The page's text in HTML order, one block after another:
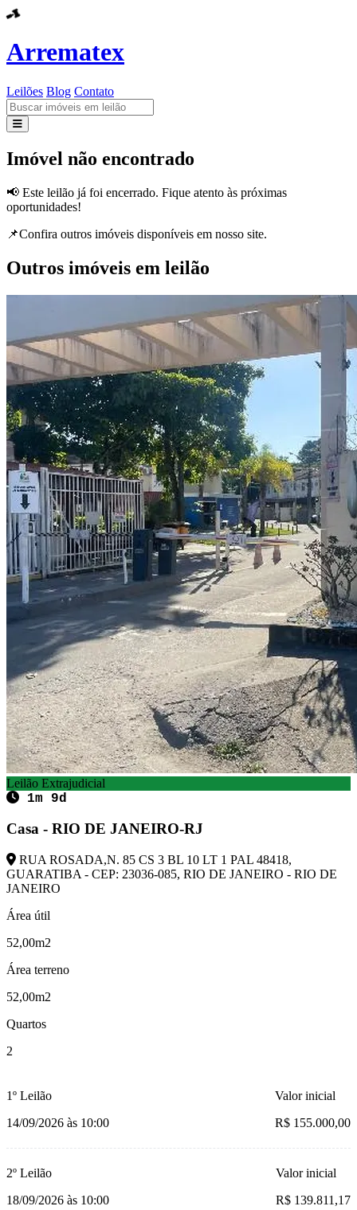
Arrematex
Leilões Blog Contato
Leilões
Imóvel não encontrado
📢 Este leilão já foi encerrado. Fique atento às próximas
oportunidades!
📌Confira outros imóveis disponíveis em nosso site.
Outros imóveis em leilão
Leilão Extrajudicial
1m 9d
Casa - RIO DE JANEIRO-RJ
RUA ROSADA,N. 85 CS 3 BL 10 LT 1 PAL 48418,
GUARATIBA - CEP: 23036-085, RIO DE JANEIRO - RIO DE
JANEIRO
Área útil
52,00m2
Área terreno
52,00m2
Quartos
2
1º Leilão
14/09/2026 às 10:00
Valor inicial
R$ 155.000,00
2º Leilão
18/09/2026 às 10:00
Valor inicial
R$ 139.811,17